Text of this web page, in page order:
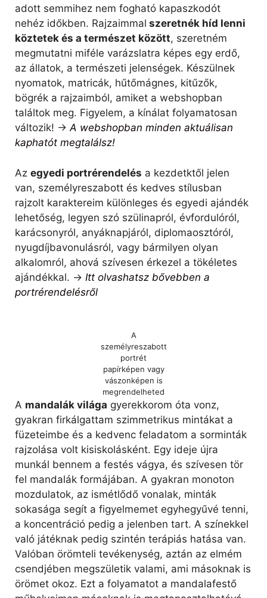
adott semmihez nem fogható kapaszkodót
nehéz időkben. Rajzaimmal szeretnék híd lenni
köztetek és a természet között, szeretném
megmutatni miféle varázslatra képes egy erdő,
az állatok, a természeti jelenségek. Készülnek
nyomatok, matricák, hűtőmágnes, kitűzők,
bögrék a rajzaimból, amiket a webshopban
találtok meg. Figyelem, a kínálat folyamatosan
változik! -> A webshopban minden aktuálisan
kaphatót megtalálsz!
Az egyedi portrérendelés a kezdetktől jelen
van, személyreszabott és kedves stílusban
rajzolt karaktereim különleges és egyedi ajándék
lehetőség, legyen szó szülinapról, évfordulóról,
karácsonyról, anyáknapjáról, diplomaosztóról,
nyugdíjbavonulásról, vagy bármilyen olyan
alkalomról, ahová szívesen érkezel a tökéletes
ajándékkal. -> Itt olvashatsz bővebben a
portrérendelésről
A
személyreszabott
portrét
papírképen vagy
vászonképen is
megrendelheted
A mandalák világa gyerekkorom óta vonz,
gyakran firkálgattam szimmetrikus mintákat a
füzeteimbe és a kedvenc feladatom a sorminták
rajzolása volt kisiskolásként. Egy ideje újra
munkál bennem a festés vágya, és szívesen tör
fel mandalák formájában. A gyakran monoton
mozdulatok, az ismétlődő vonalak, minták
sokasága segít a figyelmemet egyhegyűvé tenni,
a koncentráció pedig a jelenben tart. A színekkel
való játéknak pedig szintén terápiás hatása van.
Valóban örömteli tevékenység, aztán az elmém
csendjében megszületik valami, ami másoknak is
örömet okoz. Ezt a folyamatot a mandalafestő